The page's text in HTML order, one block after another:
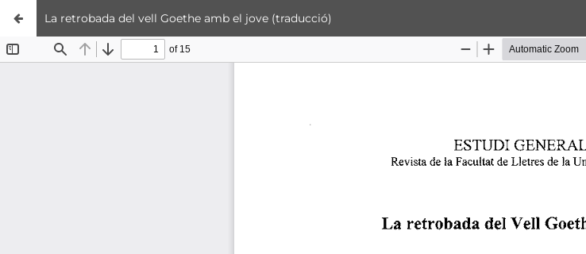
La retrobada del vell Goethe amb el jove (traducció)